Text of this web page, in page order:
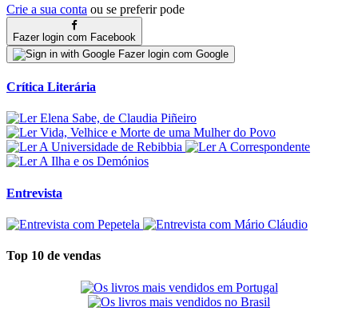
Crie a sua conta ou se preferir pode
Fazer login com Facebook
Fazer login com Google
Crítica Literária
Entrevista
Top 10 de vendas